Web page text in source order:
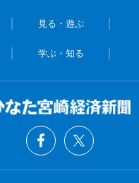
見る・遊ぶ
学ぶ・知る